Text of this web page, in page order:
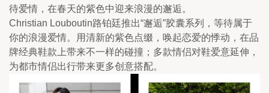
待爱情，在春天的紫色中迎来浪漫的邂逅。
Christian Louboutin路铂廷推出“邂逅”胶囊系列，等待属于
你的浪漫爱情。用清新的紫色点缀，唤起恋爱的悸动，在品
牌经典鞋款上带来不一样的碰撞；多款情侣对鞋爱意延伸，
为都市情侣出行带来更多创意搭配。